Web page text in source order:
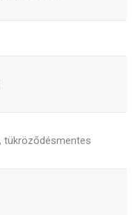
tükröződésmentes